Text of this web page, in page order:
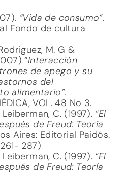
. “Vida de consumo”.
Fondo de cultura
M. G &
“Interacción
de apego y su
del
alimentario”.
VOL. 48 No 3.
C. (1997). “El
de Freud: Teoría
Aires: Editorial Paidós.
287)
C. (1997). “El
de Freud: Teoría